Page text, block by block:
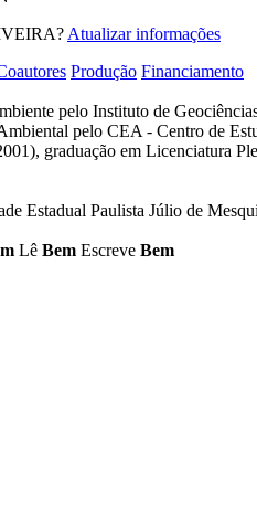
Atualizar informações
Produção Financiamento
pelo Instituto de
pelo CEA - Centro de
graduação em Licenciatura
Estadual Paulista Júlio de
Lê Bem Escreve Bem